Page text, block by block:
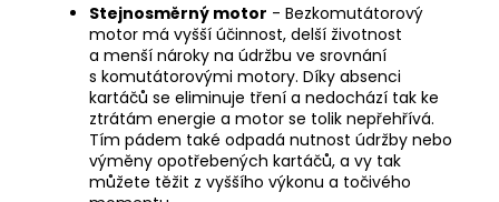
Stejnosměrný motor - Bezkomutátorový
motor má vyšší účinnost, delší životnost
a menší nároky na údržbu ve srovnání
s komutátorovými motory. Díky absenci
kartáčů se eliminuje tření a nedochází tak ke
ztrátám energie a motor se tolik nepřehřívá.
Tím pádem také odpadá nutnost údržby nebo
výměny opotřebených kartáčů, a vy tak
můžete těžit z vyššího výkonu a točivého